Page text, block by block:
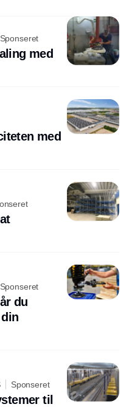
Sponseret
med
med
Sponseret
du
Sponseret
til